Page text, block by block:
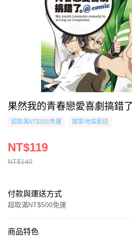
果然我的青春戀愛喜劇搞錯
超取滿NT$500免運 國家/地區配送
NT$140
NT$119
付款與運送方式
超取滿NT$500免運
信用卡一次付款
商品特色